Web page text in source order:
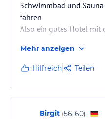
Schwimmbad und
fahren
Also ein gutes Hotel mit
Mehr anzeigen
Hilfreich Teilen
Birgit (56-60)